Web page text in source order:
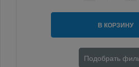
В КОРЗИНУ
Подобрать